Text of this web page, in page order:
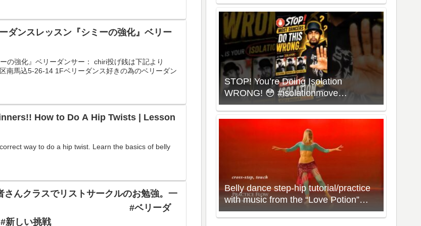
ダンスレッスン『シミーの強化』ベリー
の強化』ベリーダンサー： chiri投げ銭は下記より
南馬込5-26-14 1Fベリーダンス好きの為のベリーダン
How to Do A Hip Twists | Lesson
way to do a hip twist. Learn the basics of belly
んクラスでリストサークルのお勉強。一
行います。 #ベリーダ
新しい挑戦
STOP! You’re Doing Isolation
WRONG! 😳 #isolationmove
#animationdance #poppingdance
Belly dance step-hip tutorial/practice
with music from the “Love Potion”
Workout with Neon